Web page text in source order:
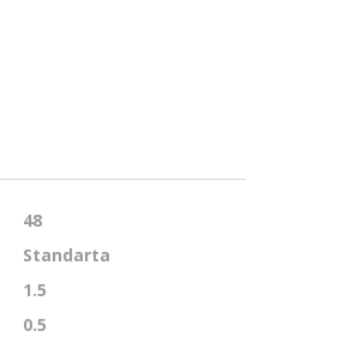
48
Standarta
1.5
0.5